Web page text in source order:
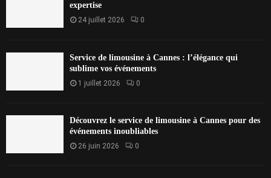
expertise
24 juillet 2026 0
Service de limousine à Cannes : l’élégance qui
sublime vos événements
1 juillet 2026 0
Découvrez le service de limousine à Cannes pour des
événements inoubliables
26 juin 2026 0